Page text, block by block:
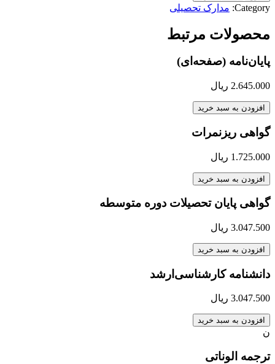
Category: مدارک تحصیلی
محصولات مرتبط
پایان‌نامه (صفحه‌ای)
2.645.000 ریال
افزودن به سبد خرید
گواهی ریز‌نمرات
1.725.000 ریال
افزودن به سبد خرید
گواهی پایان تحصیلات دوره متوسطه
3.047.500 ریال
افزودن به سبد خرید
دانشنامه کارشناسی‌ارشد
3.047.500 ریال
افزودن به سبد خرید
ن
ترجمه الوناتی